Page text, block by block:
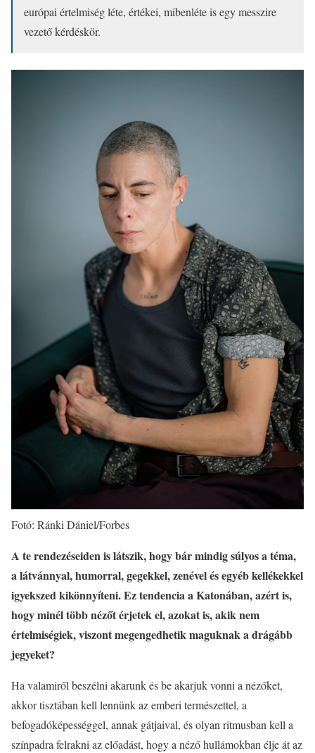
európai értelmiség léte, értékei, mibenléte is egy messzire
vezető kérdéskör.
Fotó: Ránki Dániel/Forbes
A te rendezéseiden is látszik, hogy bár mindig súlyos a téma,
a látvánnyal, humorral, gegekkel, zenévelés egyéb kellékekkel
igyekszed kikönnyíteni. Ez tendencia a Katonában, azért is,
hogy minél több nézőtérjetek el, azokat is, akik nem
értelmiségiek, viszont megengedhetik maguknak a drágább
jegyeket?
Ha valamiről beszélni akarunk és be akarjuk vonni a nézőket,
akkor tisztában kell lennünk az emberi természettel, a
befogadóképességgel, annak gátjaival, és olyan ritmusban kell a
színpadra felrakni az előadást, hogy a néző hullámokban élje át az